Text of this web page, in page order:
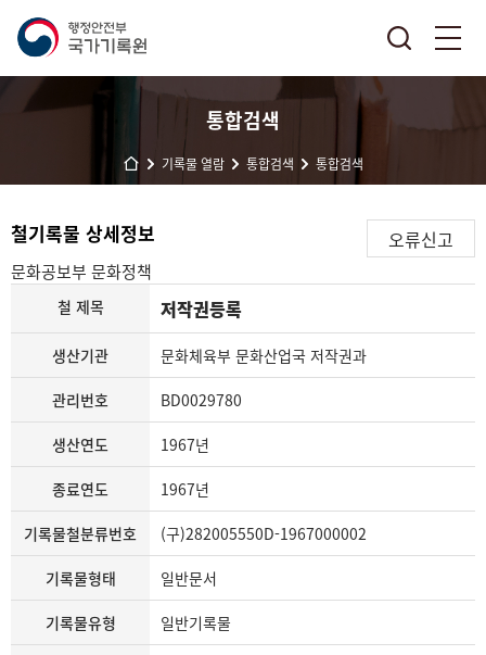
통합검색
기록물 열람 통합검색 통합검색
철기록물 상세정보 오류신고
문화공보부 문화정책
철 제목 저작권등록
생산기관 문화체육부 문화산업국 저작권과
관리번호 BD0029780
생산연도 1967년
종료연도 1967년
기록물철분류번호 (구)282005550D-1967000002
기록물형태 일반문서
기록물유형 일반기록물